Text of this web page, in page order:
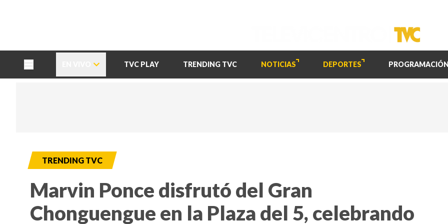
TVC PLAY TRENDING TVC NOTICIAS DEPORTES PROGRAMACIÓN
TRENDING TVC
Marvin Ponce disfrutó del Gran
Chonguengue en la Plaza del 5, celebrando